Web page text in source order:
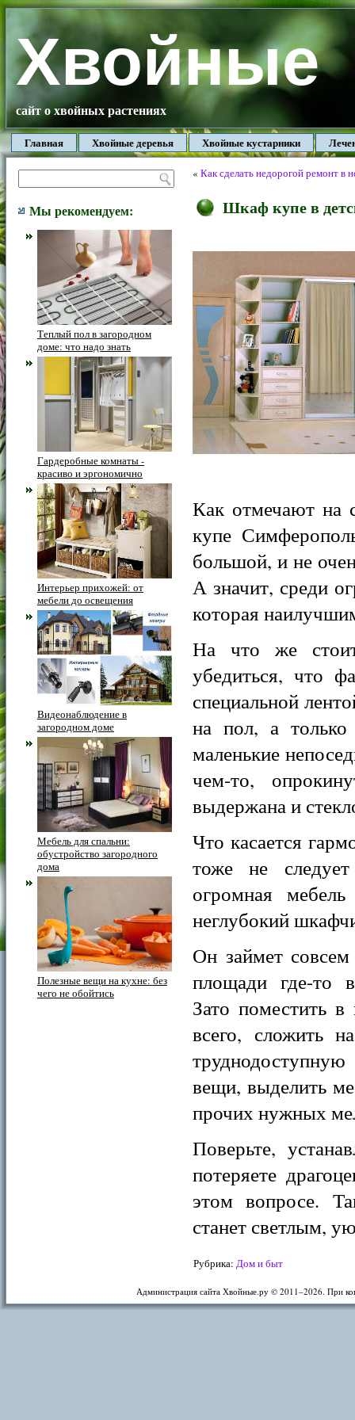
Хвойные
сайт о хвойных растениях
Главная Хвойные деревья Хвойные кустарники
Мы рекомендуем:
Теплый пол в загородном
доме: что надо знать
Гардеробные комнаты -
красиво и эргономично
Интерьер прихожей: от
мебели до освещения
Видеонаблюдение в
загородном доме
Мебель для спальни:
обустройство загородного
дома
Полезные вещи на кухне: без
чего не обойтись
« Как сделать недорогой ремонт в
Шкаф купе в
Как отмечают на
купе
большой, и не
А значит, среди
которая
На что же стоит
убедиться, что
специальной
на пол, а
маленькие
чем-то,
выдержана и
Что касается
тоже не следует
огромная
неглубокий
Он займет
площади где-то
Зато поместить
всего, сложить
вещи, выделить
прочих нужных
Поверьте,
потеряете
этом вопросе.
станет светлым,
Рубрика: Дом и быт
Администрация сайта Хвойные.ру © 2011–2026. При